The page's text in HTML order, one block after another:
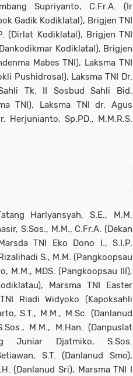
Supriyanto, C.Fr.A. (Ir
Gadik Kodiklatal), Brigjen TNI
(Dirlat Kodiklatal), Brigjen TNI
Kodiklatal), Brigjen
Mabes TNI), Laksma TNI
Pushidrosal), Laksma TNI Dr.
Tk. II Sosbud Sahli Bid.
TNI), Laksma TNI dr. Agus
Herjunianto, Sp.PD., M.M.R.S.
Harlyansyah, S.E., M.M.
S.Sos., M.M., C.Fr.A. (Dekan
TNI Eko Dono I., S.I.P.
S., M.M. (Pangkoopsau
M.M., MDS. (Pangkoopsau III),
Marsma TNI Easter
Riadi Widyoko (Kapoksahli
S.T., M.M., M.Sc. (Danlanud
M.M., M.Han. (Danpuslat
Juniar Djatmiko, S.Sos.
S.T. (Danlanud Smo),
(Danlanud Sri), Marsma TNI I